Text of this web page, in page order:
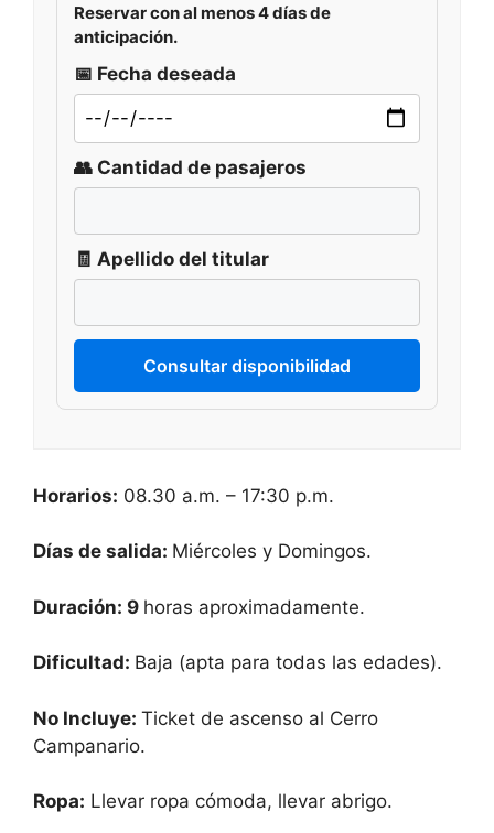
Reservar con al menos4 días de
anticipación.
📅 Fecha deseada
👥 Cantidad de pasajeros
🧾 Apellido del titular
Consultar disponibilidad
Horarios: 08.30 a.m. – 17:30 p.m.
Días de salida: Miércoles y Domingos.
Duración: 9 horas aproximadamente.
Dificultad: Baja (apta para todas las edades).
No Incluye: Ticket de ascenso al Cerro
Campanario.
Ropa: Llevar ropa cómoda, llevar abrigo.